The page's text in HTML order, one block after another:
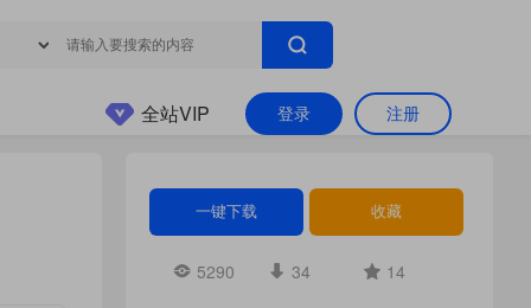
登录 注册
全站VIP
一键下载 收藏
5290 34 14